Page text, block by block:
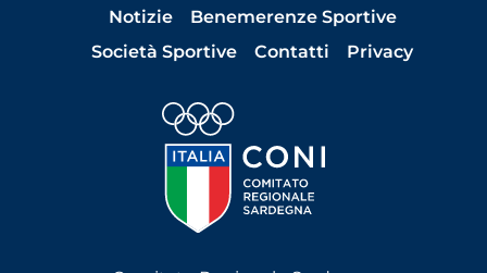
Notizie
Benemerenze Sportive
Società Sportive
Contatti Privacy